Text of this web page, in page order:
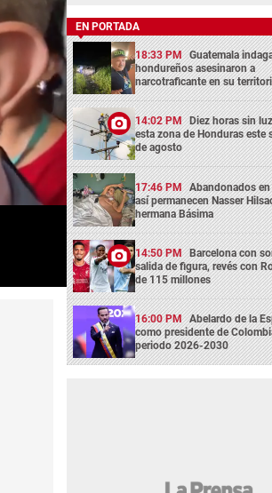
EN PORTADA
18:33 PM Guatemala
hondureños asesinaron a
narcotraficante en su
14:02 PM Diez horas sin
esta zona de Honduras este
de agosto
17:46 PM Abandonados
así permanecen Nasser
hermana Básima
14:50 PM Barcelona con
salida de figura, revés con
de 115 millones
16:00 PM Abelardo de la
como presidente de
periodo 2026-2030